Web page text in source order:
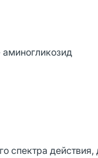
аминогликозид
спектра